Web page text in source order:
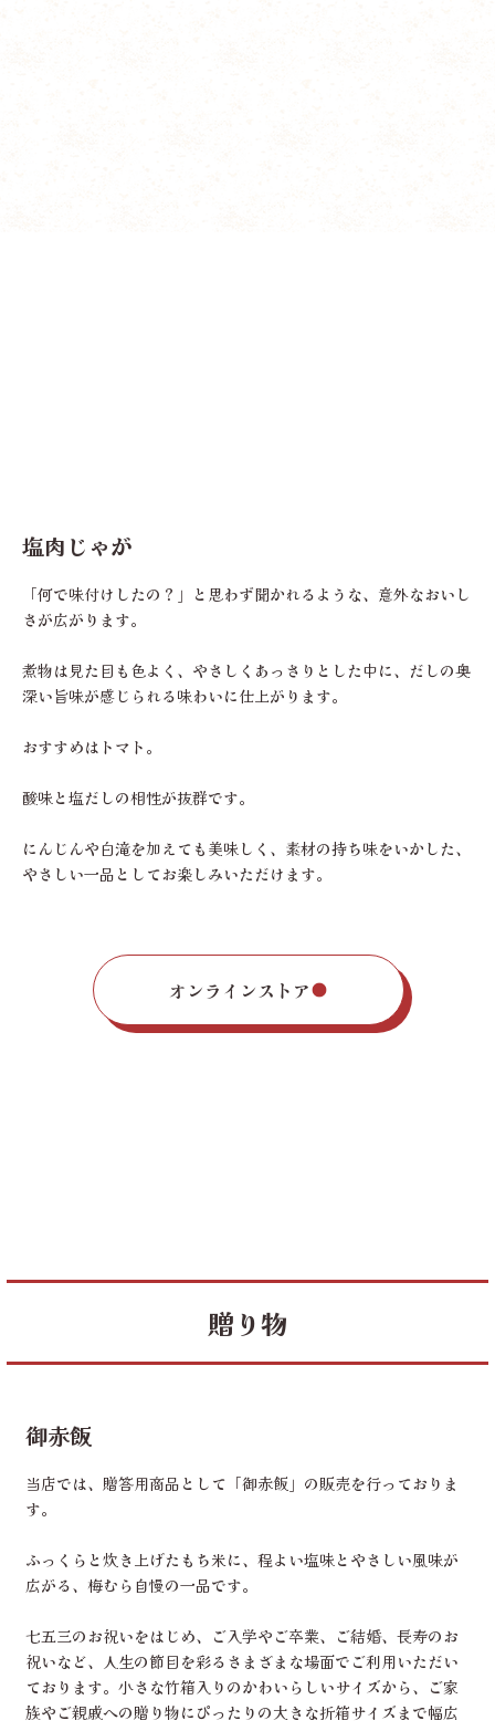
塩肉じゃが
「何で味付けしたの？」と思わず聞かれるような、意外なおいし
さが広がります。
煮物は見た目も色よく、やさしくあっさりとした中に、だしの奥
深い旨味が感じられる味わいに仕上がります。
おすすめはトマト。
酸味と塩だしの相性が抜群です。
にんじんや白滝を加えても美味しく、素材の持ち味をいかした、
やさしい一品としてお楽しみいただけます。
オンラインストア
御赤飯
当店では、贈答用商品として「御赤飯」の販売を行っておりま
す。
ふっくらと炊き上げたもち米に、程よい塩味とやさしい風味が
広がる、梅むら自慢の一品です。
七五三のお祝いをはじめ、ご入学やご卒業、ご結婚、長寿のお
祝いなど、人生の節目を彩るさまざまな場面でご利用いただい
ております。小さな竹箱入りのかわいらしいサイズから、ご家
族やご親戚への贈り物にぴったりの大きな折箱サイズまで幅広
​贈り物